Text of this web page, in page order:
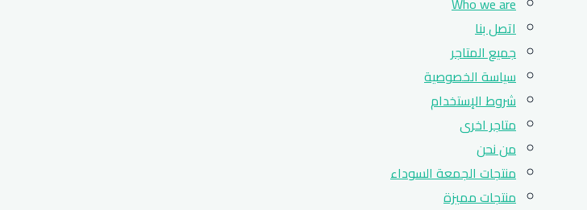
اتصل بنا
جميع المتاجر
سياسة الخصوصية
شروط الإستخدام
متاجر اخرى
من نحن
منتجات الجمعة السوداء
منتجات مميزة